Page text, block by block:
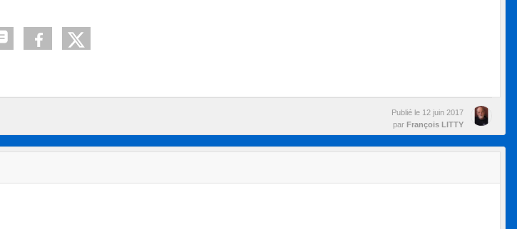
Publié le 12 juin 2017
par François LITTY